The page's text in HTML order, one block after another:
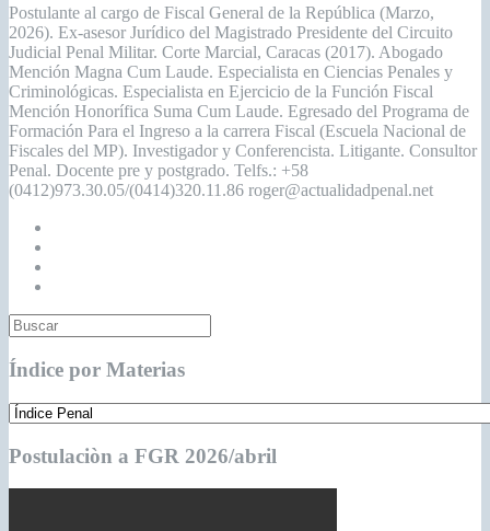
Postulante al cargo de Fiscal General de la República (Marzo,
2026). Ex-asesor Jurídico del Magistrado Presidente del Circuito
Judicial Penal Militar. Corte Marcial, Caracas (2017). Abogado
Mención Magna Cum Laude. Especialista en Ciencias Penales y
Criminológicas. Especialista en Ejercicio de la Función Fiscal
Mención Honorífica Suma Cum Laude. Egresado del Programa de
Formación Para el Ingreso a la carrera Fiscal (Escuela Nacional de
Fiscales del MP). Investigador y Conferencista. Litigante. Consultor
Penal. Docente pre y postgrado. Telfs.: +58
(0412)973.30.05/(0414)320.11.86 roger@actualidadpenal.net
Índice por Materias
Postulaciòn a FGR 2026/abril